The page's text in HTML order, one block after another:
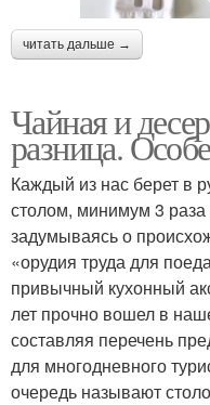
читать дальше →
Чайная и
разница.
Каждый из нас берет в
столом, минимум 3
задумываясь о
«орудия труда для
привычный кухонный
лет прочно вошел в
составляя перечень
для многодневного
очередь называют